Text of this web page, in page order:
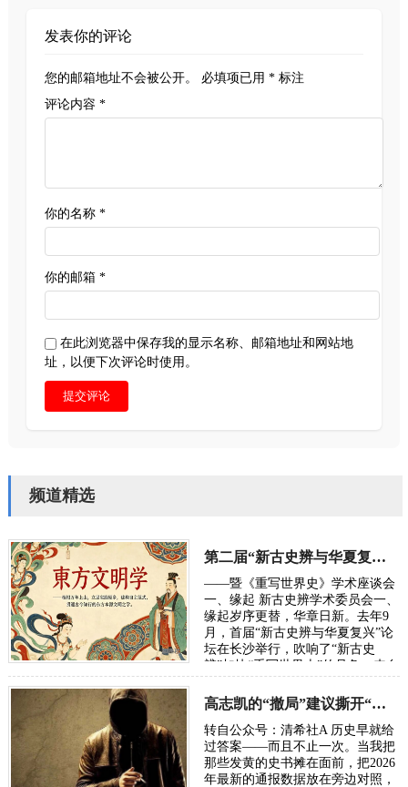
发表你的评论
您的邮箱地址不会被公开。 必填项已用 *标注
评论内容 *
你的名称 *
你的邮箱 *
在此浏览器中保存我的显示名称、邮箱地址和网站地
址，以便下次评论时使用。
提交评论
频道精选
第二届“新古史辨与华夏复兴”学术研讨会定于10月长沙举行
——暨《重写世界史》学术座谈会
一、缘起 新古史辨学术委员会一、
缘起岁序更替，华章日新。去年9
月，首届“新古史辨与华夏复兴”论
坛在长沙举行，吹响了“新古史
辨”加快“重写世界史”的号角。来自
五湖四海的朋友，汇聚各方智慧，
在反思百年“…
高志凯的“撤局”建议撕开“以夷灭华”的百年剧本
转自公众号：清希社A 历史早就给
过答案——而且不止一次。当我把
那些发黄的史书摊在面前，把2026
年最新的通报数据放在旁边对照，